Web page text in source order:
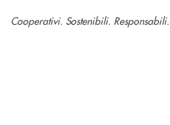
Cooperativi. Sostenibili. Responsabili.